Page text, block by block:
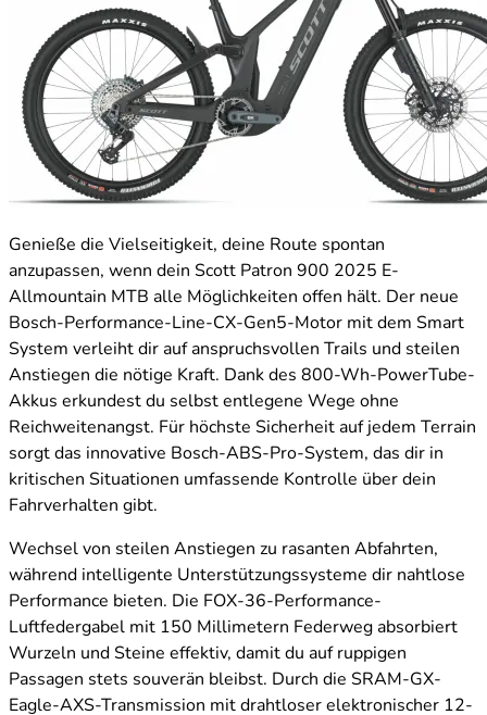
Genieße die Vielseitigkeit, deine Route spontan
anzupassen, wenn dein Scott Patron 900 2025 E-
Allmountain MTB alle Möglichkeiten offen hält. Der neue
Bosch-Performance-Line-CX-Gen5-Motor mit dem Smart
System verleiht dir auf anspruchsvollen Trails und steilen
Anstiegen die nötige Kraft. Dank des 800-Wh-PowerTube-
Akkus erkundest du selbst entlegene Wege ohne
Reichweitenangst. Für höchste Sicherheit auf jedem Terrain
sorgt das innovative Bosch-ABS-Pro-System, das dir in
kritischen Situationen umfassende Kontrolle über dein
Fahrverhalten gibt.
Wechsel von steilen Anstiegen zu rasanten Abfahrten,
während intelligente Unterstützungssysteme dir nahtlose
Performance bieten. Die FOX-36-Performance-
Luftfedergabel mit 150 Millimetern Federweg absorbiert
Wurzeln und Steine effektiv, damit du auf ruppigen
Passagen stets souverän bleibst. Durch die SRAM-GX-
Eagle-AXS-Transmission mit drahtloser elektronischer 12-